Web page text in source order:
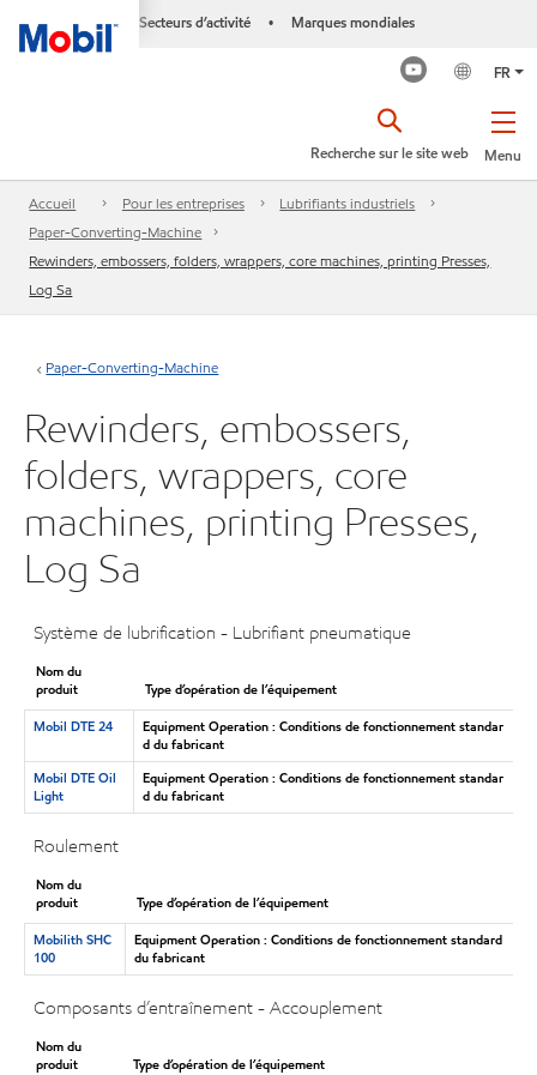
Secteurs d’activité • Marques mondiales
FR
Menu
Recherche sur le site web
Accueil Pour les entreprises
Lubrifiants industriels
Paper-Converting-Machine
Rewinders, embossers, folders, wrappers, core machines, printing Presses,
Log Sa
Paper-Converting-Machine
Rewinders, embossers,
folders, wrappers, core
machines, printing Presses,
Log Sa
Système de lubrification - Lubrifiant pneumatique
Nom du
produit
Type d’opération de l’équipement
Mobil DTE 24
Equipment Operation : Conditions de fonctionnement standar
d du fabricant
Mobil DTE Oil
Light
Equipment Operation : Conditions de fonctionnement standar
d du fabricant
Roulement
Nom du
produit
Type d’opération de l’équipement
Mobilith SHC
100
Equipment Operation : Conditions de fonctionnement standard
du fabricant
Composants d’entraînement - Accouplement
Nom du
produit
Type d’opération de l’équipement